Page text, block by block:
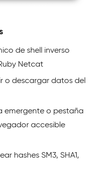
de shell inverso
Netcat
o descargar datos del
emergente o pestaña
accesible
hashes SM3, SHA1,